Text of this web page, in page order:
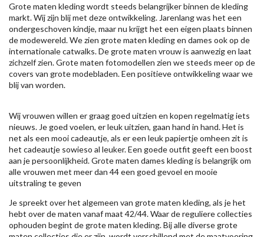
Grote maten kleding wordt steeds belangrijker binnen de kleding
markt. Wij zijn blij met deze ontwikkeling. Jarenlang was het een
ondergeschoven kindje, maar nu krijgt het een eigen plaats binnen
de modewereld. We zien grote maten kleding en dames ook op de
internationale catwalks. De grote maten vrouw is aanwezig en laat
zichzelf zien. Grote maten fotomodellen zien we steeds meer op de
covers van grote modebladen. Een positieve ontwikkeling waar we
blij van worden.
Wij vrouwen willen er graag goed uitzien en kopen regelmatig iets
nieuws. Je goed voelen, er leuk uitzien, gaan hand in hand. Het is
net als een mooi cadeautje, als er een leuk papiertje omheen zit is
het cadeautje sowieso al leuker. Een goede outfit geeft een boost
aan je persoonlijkheid. Grote maten dames kleding is belangrijk om
alle vrouwen met meer dan 44 een goed gevoel en mooie
uitstraling te geven
Je spreekt over het algemeen van grote maten kleding, als je het
hebt over de maten vanaf maat 42/44. Waar de reguliere collecties
ophouden begint de grote maten kleding. Bij alle diverse grote